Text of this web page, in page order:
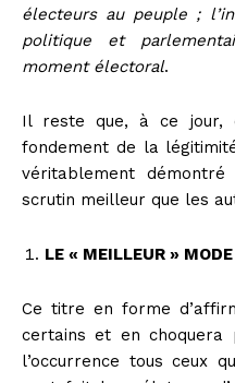
électeurs au peuple ;
politique et
moment électoral.
Il reste que, à ce jour,
fondement de la
véritablement
scrutin meilleur que les
LE « MEILLEUR »
Ce titre en forme
certains et en choquera
l’occurrence tous ceux